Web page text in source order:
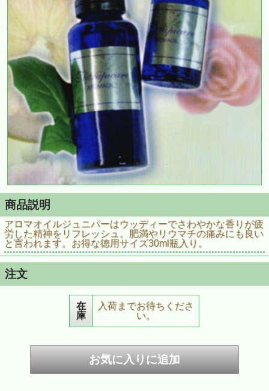
商品説明
アロマオイルジュニパーはウッディーでさわやかな香りが疲
労した精神をリフレッシュ。肥満やリウマチの痛みにも良い
と言われます。お得な徳用サイズ30ml瓶入り。
注文
在
庫
入荷までお待ちくださ
い。